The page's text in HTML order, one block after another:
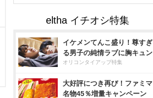
イケメンてんこ盛り！尊すぎ
る男子の純情ラブに胸キュン
オリコンタイアップ特集
大好評につき再び！ファミマ
名物45％増量キャンペーン